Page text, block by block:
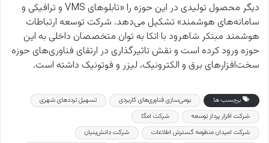
دیگر محصول تولیدی در این حوزه را «تابلوهای VMS و ترافیکی و
سامانه‌های هوشمند» تشکیل می‌دهد. شرکت توسعه ارتباطات
هوشمند مبتکر شاهرود با اتکا به توان متخصصان داخلی به این
حوزه ورود کرده است و نقش تاثیرگذاری در ارتقای فناوری‌های حوزه
سخت‌افزارهای برق و الکترونیک، لیزر و فوتونیک داشته است.
برچسب ها بومی‌سازی فناوری‌های کاربردی
تسهیل ترددهای شهری
شرکت افزار پرداز توسعه
شرکت امگا
شرکت امیدان منظومه گسترش اطلاعات
شرکت‌ دانش‌بنیان